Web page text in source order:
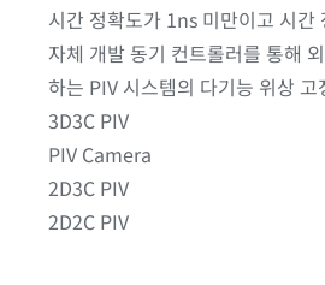
시간 정확도가 1ns 미만이고 시간
자체 개발 동기 컨트롤러를 통해
하는 PIV 시스템의 다기능 위상 고
3D3C PIV
PIV Camera
2D3C PIV
2D2C PIV